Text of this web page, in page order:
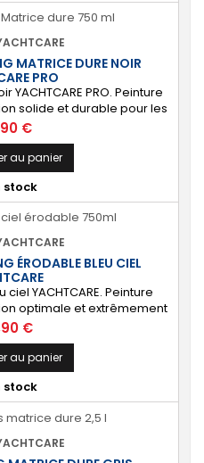
MATRICE DURE NOIR
PRO
PRO. Peinture
solide et durable pour les
et acier (INCOMPATIBLE
Protection solide,
qui repoussera algues et
complète. 🔝 [Idéal pour
Permet...
€
au panier
stock
ÉRODABLE BLEU CIEL
YACHTCARE. Peinture
optimale et extrêmement
les bateaux jusqu’à 25
toutes les coques en
les salissures. Ne convient
alliages légers. 🔝 [Haute
lisse permettant...
€
au panier
stock